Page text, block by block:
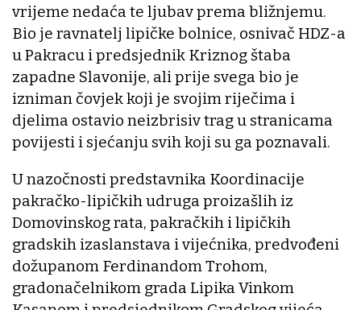
vrijeme nedaća te ljubav prema bližnjemu.
Bio je ravnatelj lipičke bolnice, osnivač HDZ-a
u Pakracu i predsjednik Kriznog štaba
zapadne Slavonije, ali prije svega bio je
izniman čovjek koji je svojim riječima i
djelima ostavio neizbrisiv trag u stranicama
povijesti i sjećanju svih koji su ga poznavali.
U nazočnosti predstavnika Koordinacije
pakračko-lipičkih udruga proizašlih iz
Domovinskog rata, pakračkih i lipičkih
gradskih izaslanstava i vijećnika, predvođeni
dožupanom Ferdinandom Trohom,
gradonačelnikom grada Lipika Vinkom